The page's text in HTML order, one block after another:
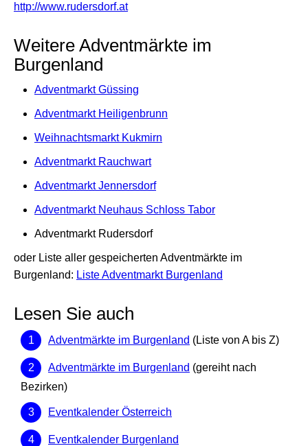
http://www.rudersdorf.at
Weitere Adventmärkte im
Burgenland
Adventmarkt Güssing
Adventmarkt Heiligenbrunn
Weihnachtsmarkt Kukmirn
Adventmarkt Rauchwart
Adventmarkt Jennersdorf
Adventmarkt Neuhaus Schloss Tabor
Adventmarkt Rudersdorf
oder Liste aller gespeicherten Adventmärkte im
Burgenland: Liste Adventmarkt Burgenland
Lesen Sie auch
Adventmärkte im Burgenland (Liste von A bis Z)
Adventmärkte im Burgenland (gereiht nach
Bezirken)
Eventkalender Österreich
Eventkalender Burgenland